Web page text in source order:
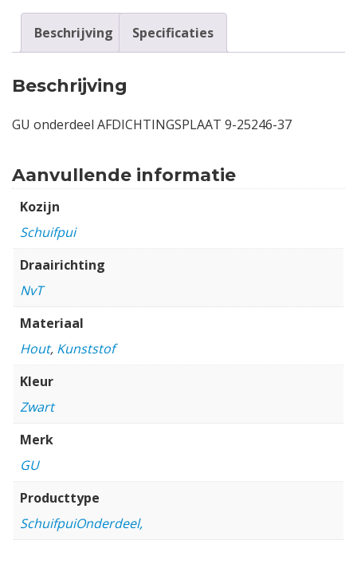
Beschrijving Specificaties
Beschrijving
GU onderdeel AFDICHTINGSPLAAT 9-25246-37
Aanvullende informatie
Kozijn
Schuifpui
Draairichting
NvT
Materiaal
Hout, Kunststof
Kleur
Zwart
Merk
GU
Producttype
SchuifpuiOnderdeel,